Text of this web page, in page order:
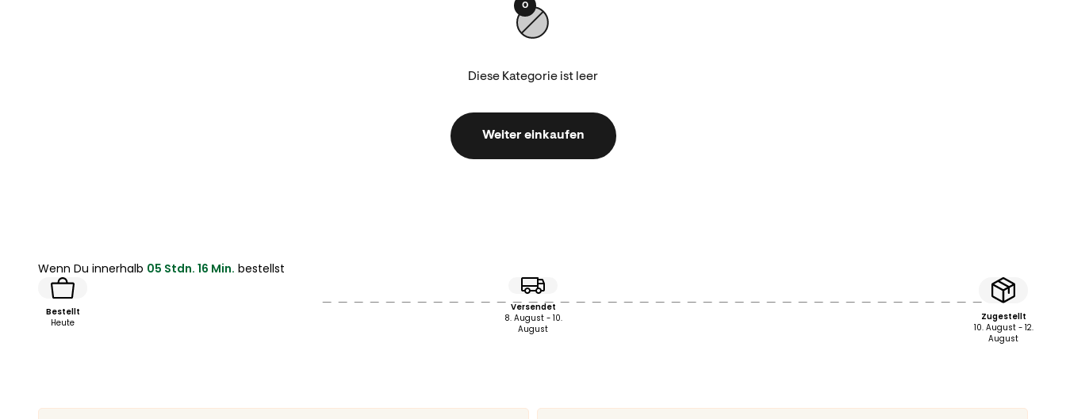
0
Diese Kategorie ist leer
Weiter einkaufen
Wenn Du innerhalb 05 Stdn. 16 Min. bestellst
Bestellt
Heute
Versendet
8. August - 10.
August
Zugestellt
10. August - 12.
August